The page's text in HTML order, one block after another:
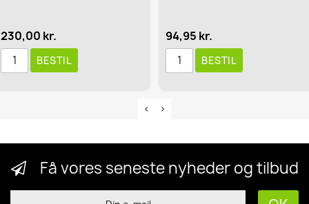
230,00 kr.
BESTIL
94,95 kr.
BESTIL
Få vores seneste nyheder og tilbud